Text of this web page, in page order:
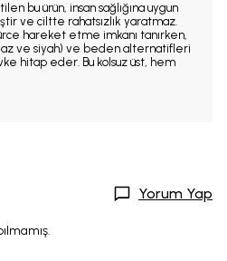
bu ürün, insan sağlığına uygun
ve ciltte rahatsızlık yaratmaz.
hareket etme imkanı tanırken,
ve siyah) ve beden alternatifleri
hitap eder. Bu kolsuz üst, hem
Yorum Yap